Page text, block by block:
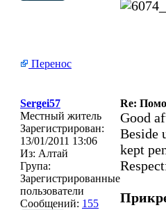
Перенос
Sergei57
Re:
Местный житель
Зарегистрирован:
13/01/2011 13:06
Из: Алтай
Група:
Зарегистрированные
пользователи
Сообщений: 155
Good
Beside
kept